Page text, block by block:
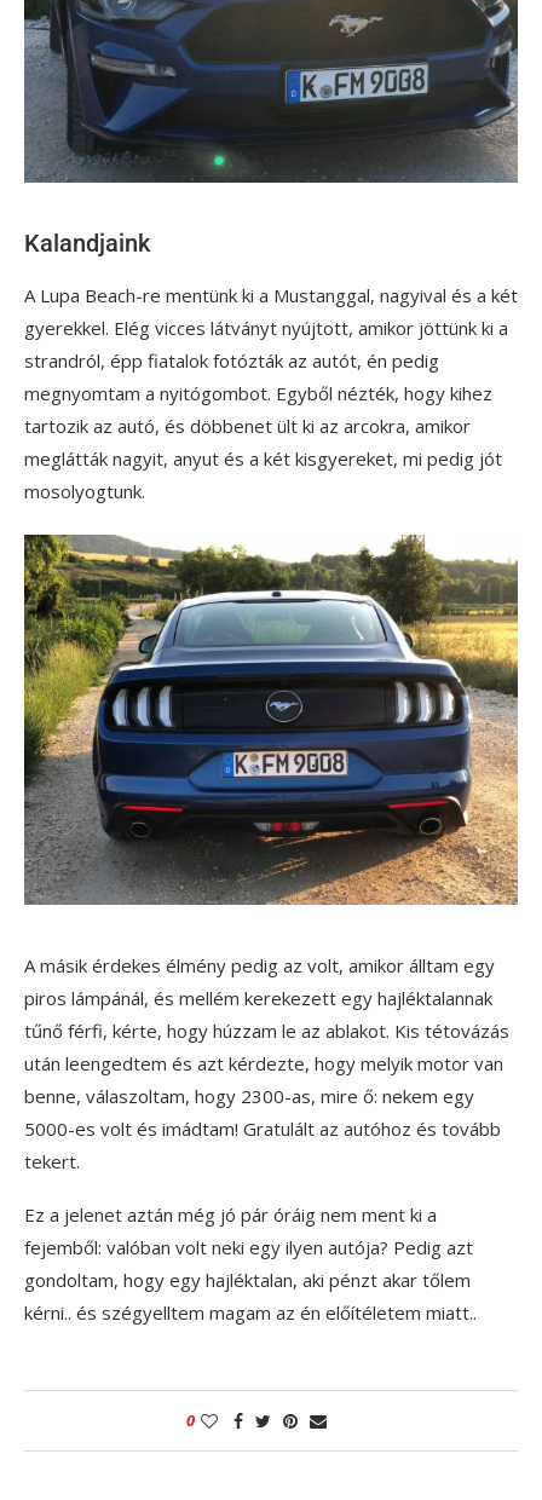
Kalandjaink
A Lupa Beach-re mentünk ki a Mustanggal, nagyival és a két
gyerekkel. Elég vicces látványt nyújtott, amikor jöttünk ki a
strandról, épp fiatalok fotózták az autót, én pedig
megnyomtam a nyitógombot. Egyből nézték, hogy kihez
tartozik az autó, és döbbenet ült ki az arcokra, amikor
meglátták nagyit, anyut és a két kisgyereket, mi pedig jót
mosolyogtunk.
A másik érdekes élmény pedig az volt, amikor álltam egy
piros lámpánál, és mellém kerekezett egy hajléktalannak
tűnő férfi, kérte, hogy húzzam le az ablakot. Kis tétovázás
után leengedtem és azt kérdezte, hogy melyik motor van
benne, válaszoltam, hogy 2300-as, mire ő: nekem egy
5000-es volt és imádtam! Gratulált az autóhoz és tovább
tekert.
Ez a jelenet aztán még jó pár óráig nem ment ki a
fejemből: valóban volt neki egy ilyen autója? Pedig azt
gondoltam, hogy egy hajléktalan, aki pénzt akar tőlem
kérni.. és szégyelltem magam az én előítéletem miatt..
0